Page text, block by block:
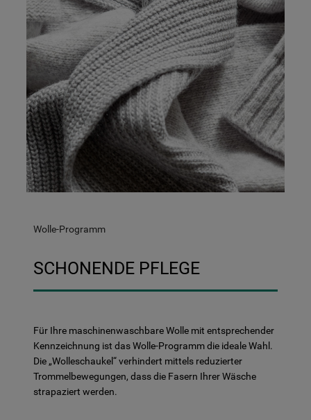
Wolle-Programm
SCHONENDE PFLEGE
Für Ihre maschinenwaschbare Wolle mit entsprechender
Kennzeichnung ist das Wolle-Programm die ideale Wahl.
Die „Wolleschaukel“ verhindert mittels reduzierter
Trommelbewegungen, dass die Fasern Ihrer Wäsche
strapaziert werden.